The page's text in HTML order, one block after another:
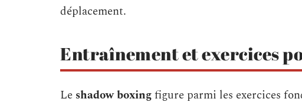
déplacement.
Entraînement et exercices
Le shadow boxingfigure parmi les exercices